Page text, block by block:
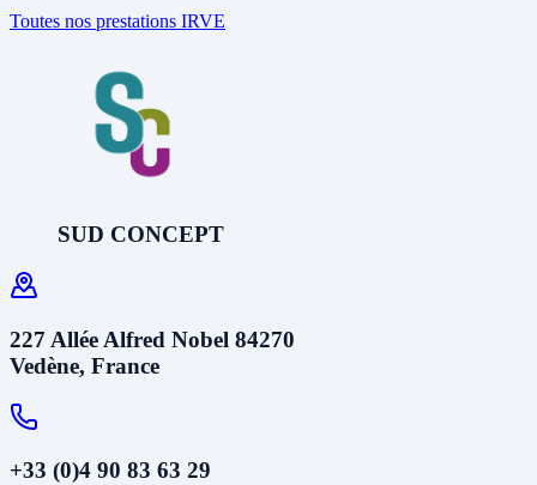
Toutes nos prestations IRVE
SUD CONCEPT
227 Allée Alfred Nobel 84270
Vedène, France
+33 (0)4 90 83 63 29